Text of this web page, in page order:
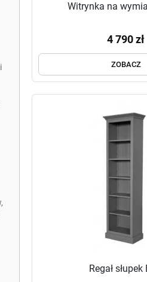
Witrynka na
4 790 zł
ZOBACZ
Regał